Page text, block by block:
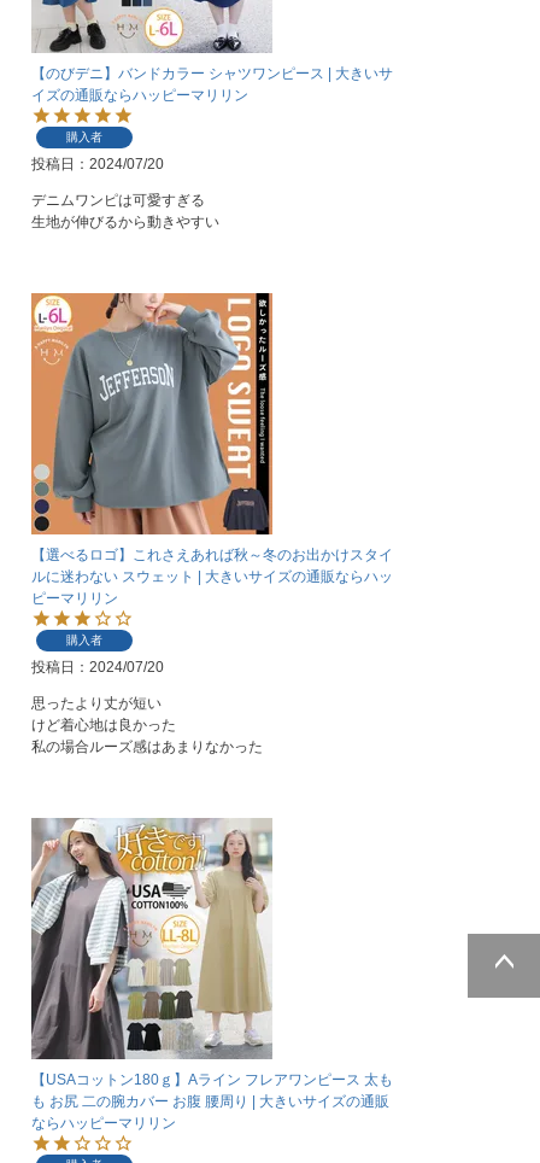
【のびデニ】バンドカラー シャツワンピース | 大きいサ
イズの通販ならハッピーマリリン
購入者
投稿日 2024/07/20
デニムワンピは可愛すぎる
生地が伸びるから動きやすい
【選べるロゴ】これさえあれば秋～冬のお出かけスタイ
ルに迷わない スウェット | 大きいサイズの通販ならハッ
ピーマリリン
購入者
投稿日 2024/07/20
思ったより丈が短い
けど着心地は良かった
私の場合ルーズ感はあまりなかった
【USAコットン180ｇ】Aライン フレアワンピース 太も
も お尻 二の腕カバー お腹 腰周り | 大きいサイズの通販
ならハッピーマリリン
ページトッ